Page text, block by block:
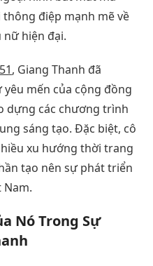
điệp mạnh mẽ về
nữ hiện đại.
, Giang Thanh đã
mến của cộng đồng
dựng các chương trình
sáng tạo. Đặc biệt, cô
xu hướng thời trang
tạo nên sự phát triển
Nam.
Nó Trong Sự